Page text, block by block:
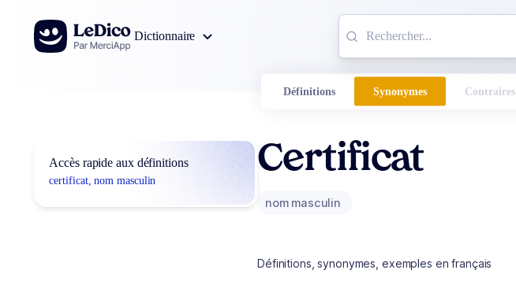
Aller au contenu
Dictionnaire
Définitions Synonymes Contraires
Accès rapide aux définitions
certificat, nom masculin
Certificat
nom masculin
Définitions, synonymes, exemples en français